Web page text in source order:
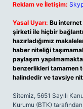
Reklam ve İletişim:
Yasal Uyarı: Bu
şirketi ile hiçbir
hazırladığımız
haber niteliği
paylaşım
benzerlikleri tamamen
halindedir ve tavsiye
Sitemiz, 5651 Sayılı
Kurumu (BTK)